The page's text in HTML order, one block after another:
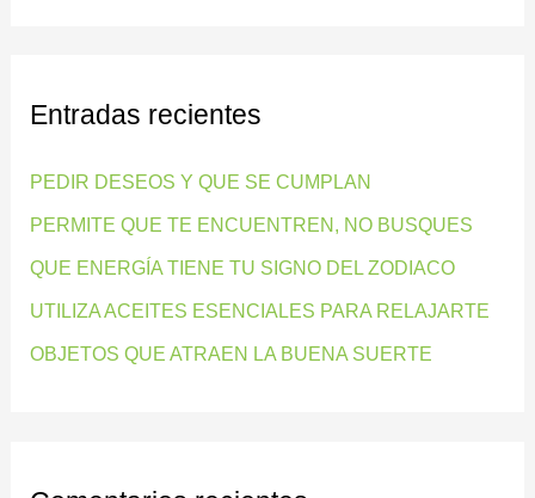
a
p
o
r
:
Entradas recientes
PEDIR DESEOS Y QUE SE CUMPLAN
PERMITE QUE TE ENCUENTREN, NO BUSQUES
QUE ENERGÍA TIENE TU SIGNO DEL ZODIACO
UTILIZA ACEITES ESENCIALES PARA RELAJARTE
OBJETOS QUE ATRAEN LA BUENA SUERTE